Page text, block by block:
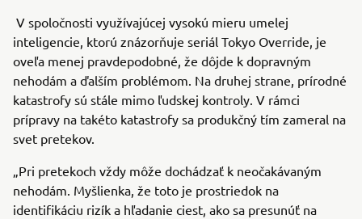
V spoločnosti využívajúcej vysokú mieru umelej
inteligencie, ktorú znázorňuje seriál Tokyo Override, je
oveľa menej pravdepodobné, že dôjde k dopravným
nehodám a ďalším problémom. Na druhej strane, prírodné
katastrofy sú stále mimo ľudskej kontroly. V rámci
prípravy na takéto katastrofy sa produkčný tím zameral na
svet pretekov.
„Pri pretekoch vždy môže dochádzať k neočakávaným
nehodám. Myšlienka, že toto je prostriedok na
identifikáciu rizík a hľadanie ciest, ako sa presunúť na